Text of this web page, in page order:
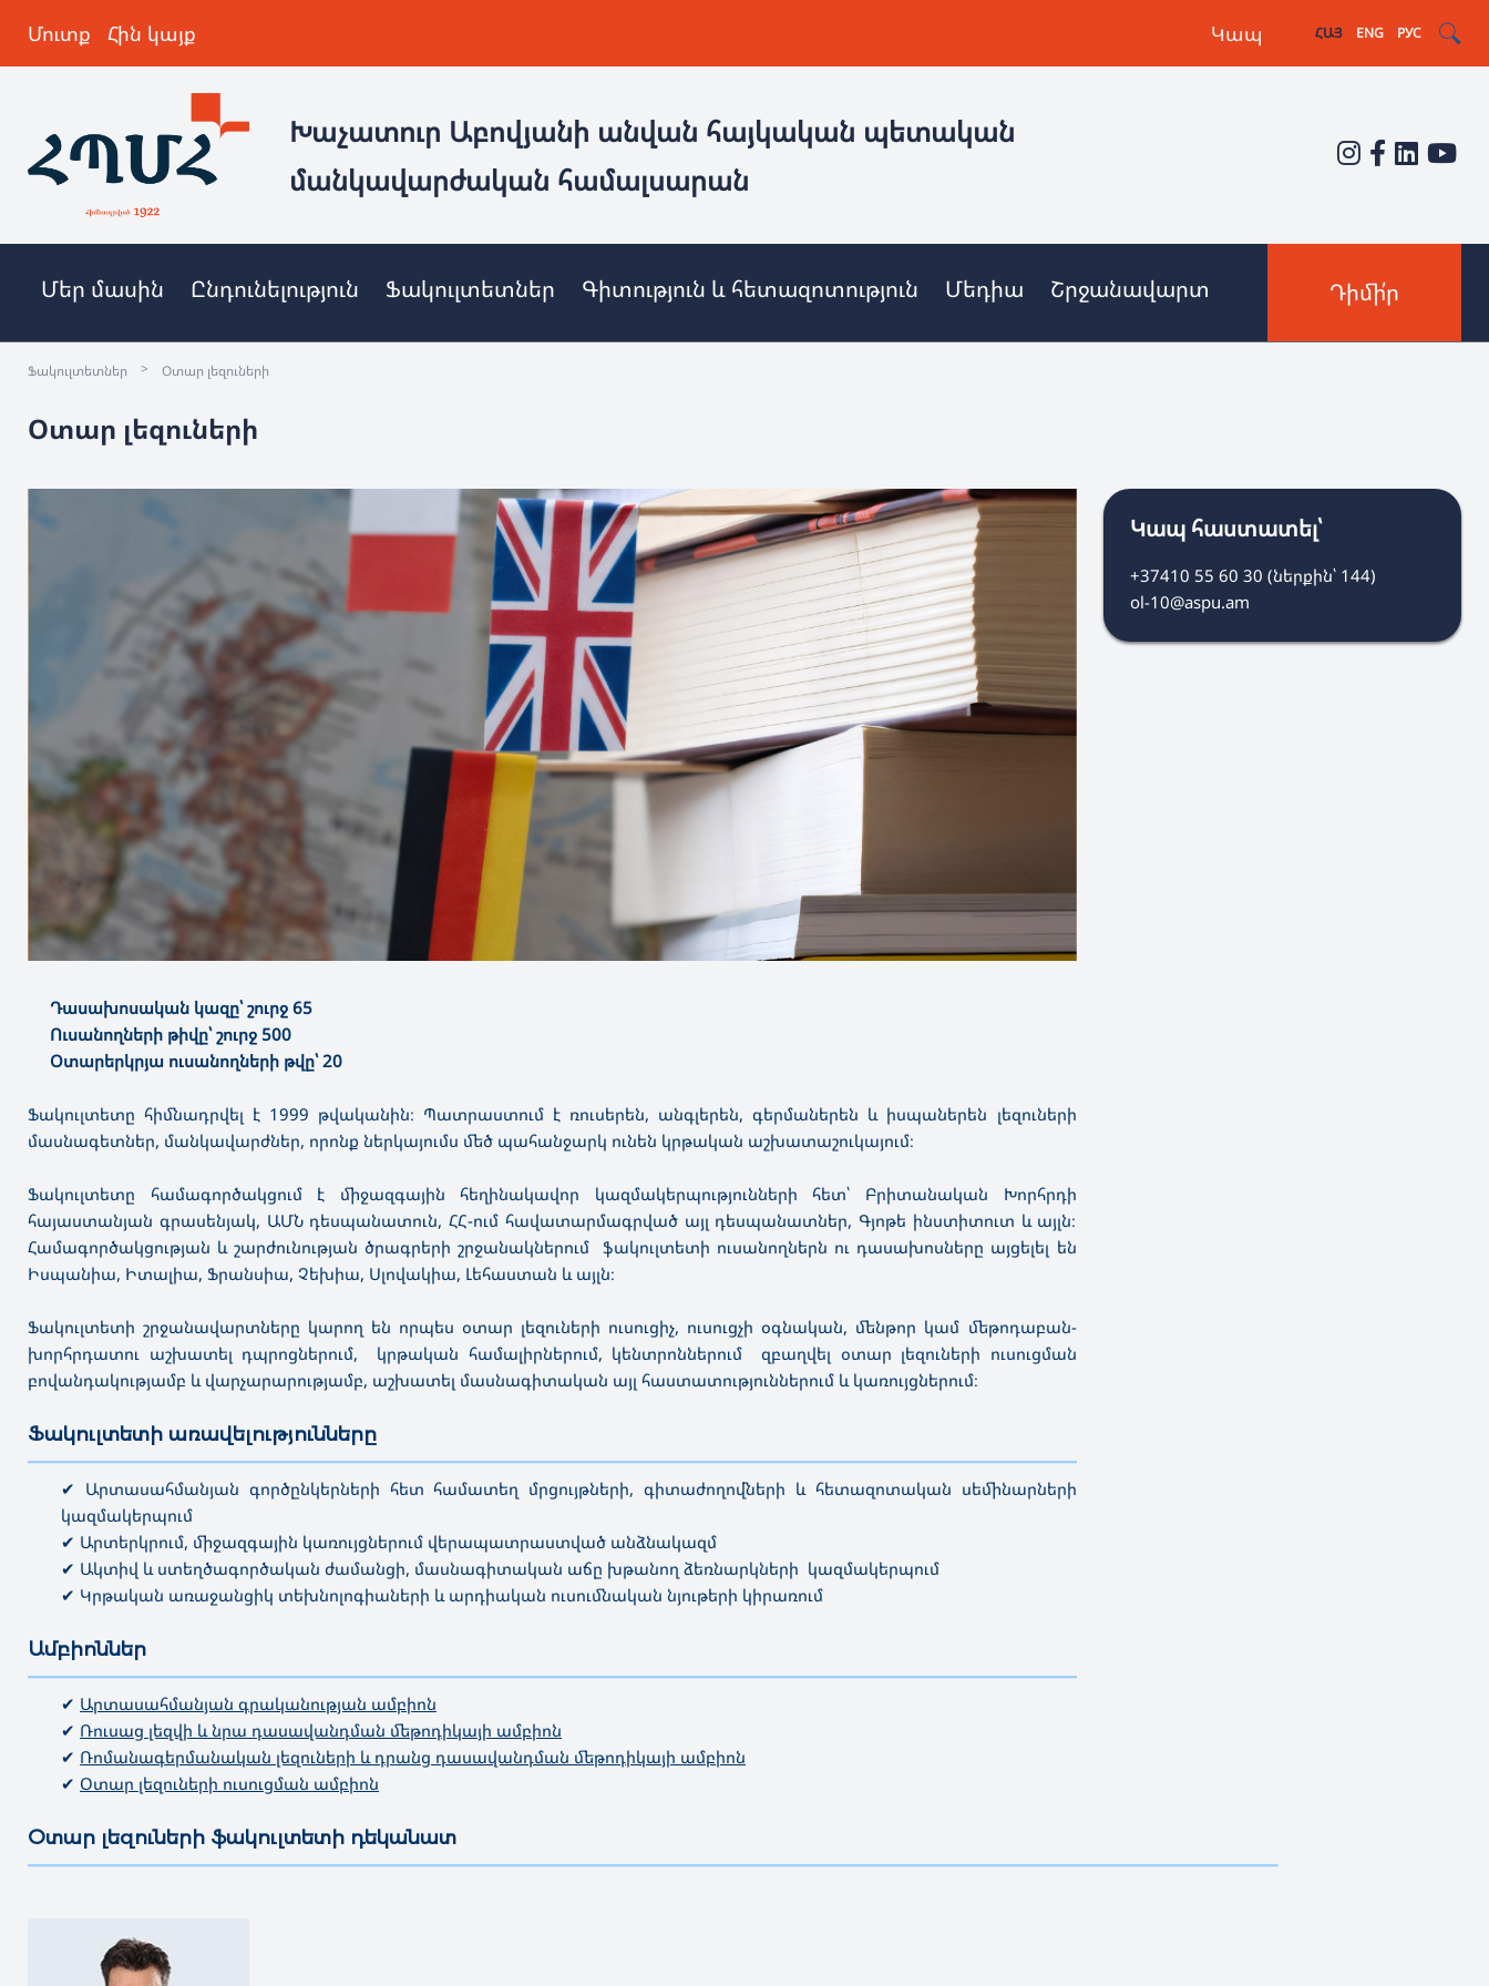
Մուտք Հին կայք Կապ ՀԱՅ ENG РУС
Խաչատուր Աբովյանի անվան հայկական պետական
մանկավարժական համալսարան
Մեր մասին Ընդունելություն Ֆակուլտետներ Գիտություն և հետազոտություն Մեդիա Շրջանավարտ Դիմի՛ր
Ֆակուլտետներ > Օտար լեզուների
Օտար լեզուների
Դասախոսական կազը՝ շուրջ 65
Ուսանողների թիվը՝ շուրջ 500
Օտարերկրյա ուսանողների թվը՝ 20
Ֆակուլտետը հիմնադրվել է 1999 թվականին։ Պատրաստում է ռուսերեն, անգլերեն, գերմաներեն և իսպաներեն լեզուների
մասնագետներ, մանկավարժներ, որոնք ներկայումս մեծ պահանջարկ ունեն կրթական աշխատաշուկայում։
Ֆակուլտետը համագործակցում է միջազգային հեղինակավոր կազմակերպությունների հետ՝ Բրիտանական Խորհրդի
հայաստանյան գրասենյակ, ԱՄՆ դեսպանատուն, ՀՀ-ում հավատարմագրված այլ դեսպանատներ, Գյոթե ինստիտուտ և այլն։
Համագործակցության և շարժունության ծրագրերի շրջանակներում ֆակուլտետի ուսանողներն ու դասախոսները այցելել են
Իսպանիա, Իտալիա, Ֆրանսիա, Չեխիա, Սլովակիա, Լեհաստան և այլն։
Ֆակուլտետի շրջանավարտները կարող են որպես օտար լեզուների ուսուցիչ, ուսուցչի օգնական, մենթոր կամ մեթոդաբան-
խորհրդատու աշխատել դպրոցներում, կրթական համալիրներում, կենտրոններում զբաղվել օտար լեզուների ուսուցման
բովանդակությամբ և վարչարարությամբ, աշխատել մասնագիտական այլ հաստատություններում և կառույցներում։
Ֆակուլտետի առավելությունները
—————————————————————————————————————————————————————————————————————————————————————————————————————————————
✔ Արտասահմանյան գործընկերների հետ համատեղ մրցույթների, գիտաժողովների և հետազոտական ​​սեմինարների
կազմակերպում
✔ Արտերկրում, միջազգային կառույցներում վերապատրաստված անձնակազմ
✔ Ակտիվ և ստեղծագործական ժամանցի, մասնագիտական աճը խթանող ձեռնարկների կազմակերպում
✔ Կրթական առաջանցիկ տեխնոլոգիաների և արդիական ուսումնական նյութերի կիրառում
Ամբիոններ
—————————————————————————————————————————————————————————————————————————————————————————————————————————————
✔ Արտասահմանյան գրականության ամբիոն
✔ Ռուսաց լեզվի և նրա դասավանդման մեթոդիկայի ամբիոն
✔ Ռոմանագերմանական լեզուների և դրանց դասավանդման մեթոդիկայի ամբիոն
✔ Օտար լեզուների ուսուցման ամբիոն
Կապ հաստատել՝
+37410 55 60 30 (ներքին՝ 144)
ol-10@aspu.am
Օտար լեզուների ֆակուլտետի դեկանատ
——————————————————————————————————————————————————————————————————————————————————————————————